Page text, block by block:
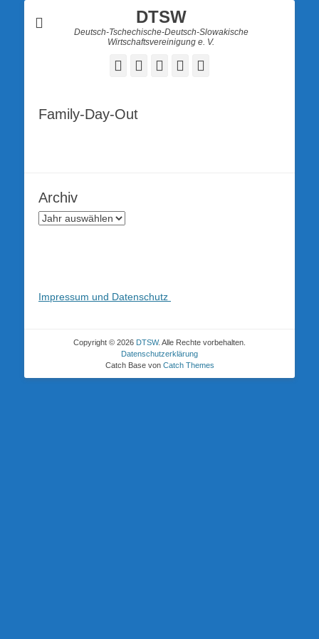
DTSW
Deutsch-Tschechische-Deutsch-Slowakische
Wirtschaftsvereinigung e. V.
Facebook
TwitterLinkedInYouTube
Family-Day-Out
Archiv
Impressum und Datenschutz
Copyright © 2026 DTSW. Alle Rechte vorbehalten.
Datenschutzerklärung
Catch Base von Catch Themes